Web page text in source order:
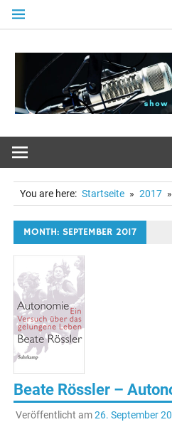
Zum
You are here: Startseite 2017
MONTH: SEPTEMBER 2017
Beate Rössler –
Veröffentlicht am26. September